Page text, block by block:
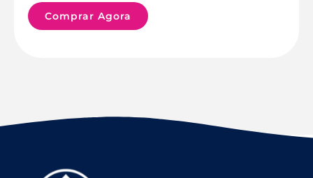
Comprar Agora